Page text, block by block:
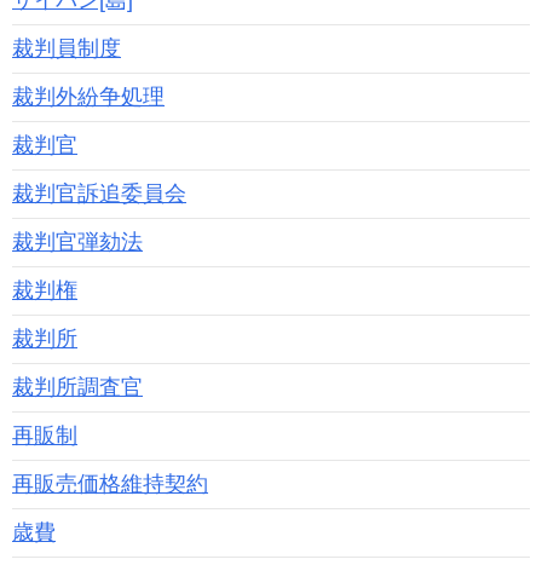
裁判員制度
裁判外紛争処理
裁判官
裁判官訴追委員会
裁判官弾劾法
裁判権
裁判所
裁判所調査官
再販制
再販売価格維持契約
歳費